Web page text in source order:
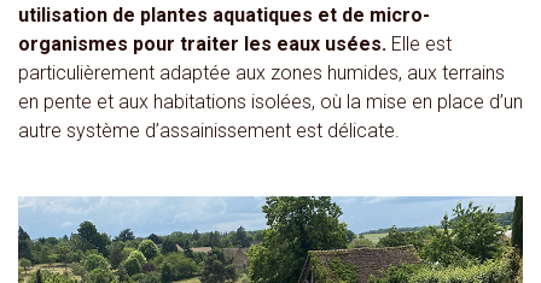
utilisation de plantes aquatiques et de micro-
organismes pour traiter les eaux usées. Elle est
particulièrement adaptée aux zones humides, aux terrains
en pente et aux habitations isolées, où la mise en place d’un
autre système d’assainissement est délicate.